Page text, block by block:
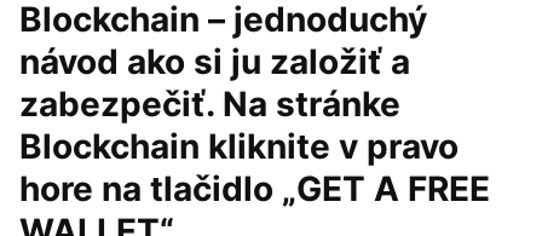
Blockchain – jednoduchý
návod ako si ju založiť a
zabezpečiť. Na stránke
Blockchain kliknite v pravo
hore na tlačidlo „GET A FREE